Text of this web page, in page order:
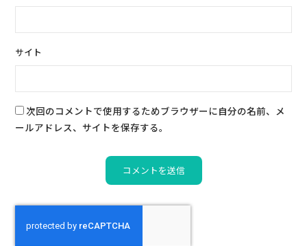
サイト
次回のコメントで使用するためブラウザーに自分の名前、メ
ールアドレス、サイトを保存する。